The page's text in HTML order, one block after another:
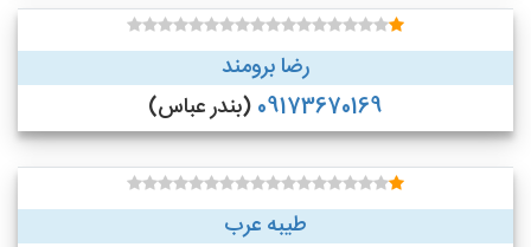
رضا برومند
09173670169 (بندر عباس)
طیبه عرب